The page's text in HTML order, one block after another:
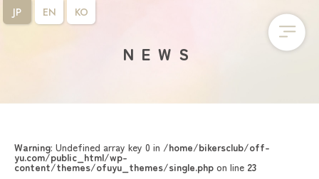
NEWS
Warning: Undefined array key 0 in /home/bikersclub/off-
yu.com/public_html/wp-
content/themes/ofuyu_themes/single.php on line 23
JP EN KO